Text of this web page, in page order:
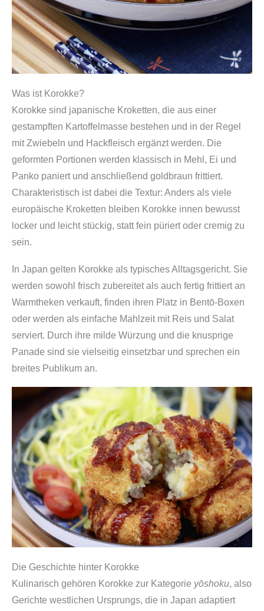
Was ist Korokke?
Korokke sind japanische Kroketten, die aus einer
gestampften Kartoffelmasse bestehen und in der Regel
mit Zwiebeln und Hackfleisch ergänzt werden. Die
geformten Portionen werden klassisch in Mehl, Ei und
Panko paniert und anschließend goldbraun frittiert.
Charakteristisch ist dabei die Textur: Anders als viele
europäische Kroketten bleiben Korokke innen bewusst
locker und leicht stückig, statt fein püriert oder cremig zu
sein.
In Japan gelten Korokke als typisches Alltagsgericht. Sie
werden sowohl frisch zubereitet als auch fertig frittiert an
Warmtheken verkauft, finden ihren Platz in Bentō-Boxen
oder werden als einfache Mahlzeit mit Reis und Salat
serviert. Durch ihre milde Würzung und die knusprige
Panade sind sie vielseitig einsetzbar und sprechen ein
breites Publikum an.
Die Geschichte hinter Korokke
Kulinarisch gehören Korokke zur Kategorie yōshoku, also
Gerichte westlichen Ursprungs, die in Japan adaptiert